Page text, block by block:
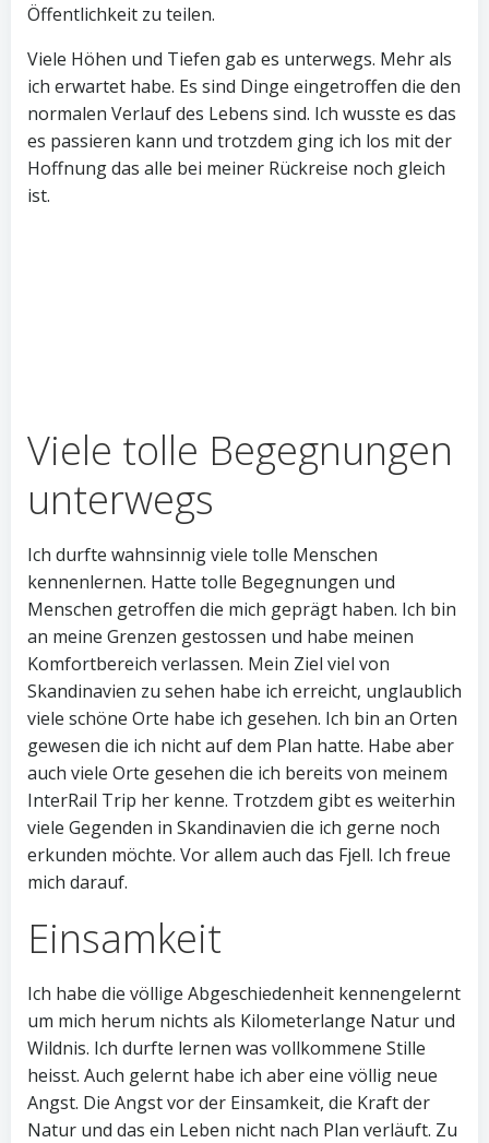
Öffentlichkeit zu teilen.
Viele Höhen und Tiefen gab es unterwegs. Mehr als
ich erwartet habe. Es sind Dinge eingetroffen die den
normalen Verlauf des Lebens sind. Ich wusste es das
es passieren kann und trotzdem ging ich los mit der
Hoffnung das alle bei meiner Rückreise noch gleich
ist.
Viele tolle Begegnungen
unterwegs
Ich durfte wahnsinnig viele tolle Menschen
kennenlernen. Hatte tolle Begegnungen und
Menschen getroffen die mich geprägt haben. Ich bin
an meine Grenzen gestossen und habe meinen
Komfortbereich verlassen. Mein Ziel viel von
Skandinavien zu sehen habe ich erreicht, unglaublich
viele schöne Orte habe ich gesehen. Ich bin an Orten
gewesen die ich nicht auf dem Plan hatte. Habe aber
auch viele Orte gesehen die ich bereits von meinem
InterRail Trip her kenne. Trotzdem gibt es weiterhin
viele Gegenden in Skandinavien die ich gerne noch
erkunden möchte. Vor allem auch das Fjell. Ich freue
mich darauf.
Einsamkeit
Ich habe die völlige Abgeschiedenheit kennengelernt
um mich herum nichts als Kilometerlange Natur und
Wildnis. Ich durfte lernen was vollkommene Stille
heisst. Auch gelernt habe ich aber eine völlig neue
Angst. Die Angst vor der Einsamkeit, die Kraft der
Natur und das ein Leben nicht nach Plan verläuft. Zu